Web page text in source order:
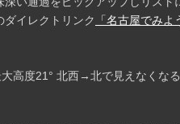
ダイレクトリンク
「名古屋でみよ
高度21° 北西→北で見えなくなる